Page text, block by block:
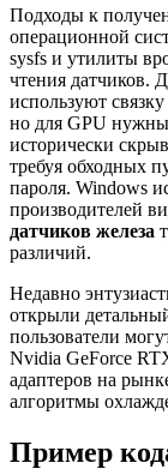
Подходы к
операционной
sysfs и утилиты
чтения датчиков.
используют
но для GPU
исторически
требуя обходных
пароля. Windows
производителей
датчиков железа
различий.
Недавно
открыли
пользователи
Nvidia GeForce
адаптеров на
алгоритмы
Пример